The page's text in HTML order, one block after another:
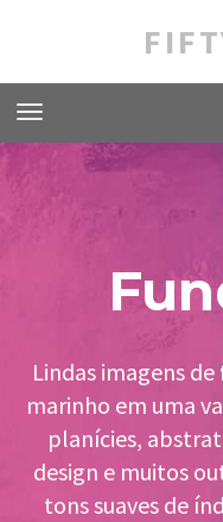
Lindas imagens de
marinho em uma
planícies,
design e muitos
tons suaves de